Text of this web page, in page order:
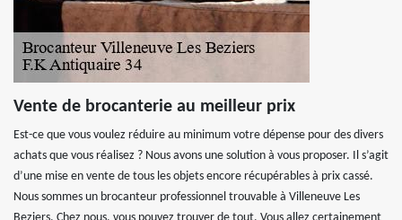
Vente de brocanterie au meilleur prix
Est-ce que vous voulez réduire au minimum votre dépense pour des divers
achats que vous réalisez ? Nous avons une solution à vous proposer. Il s’agit
d’une mise en vente de tous les objets encore récupérables à prix cassé.
Nous sommes un brocanteur professionnel trouvable à Villeneuve Les